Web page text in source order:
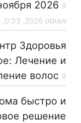
2026 9
אוגוסט 2026, 0:33,
Здоровья
Лечение и
волос 9 אוגוסט 2026, 0:32,
быстро и
решение